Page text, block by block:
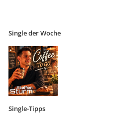
Single der Woche
Single-Tipps